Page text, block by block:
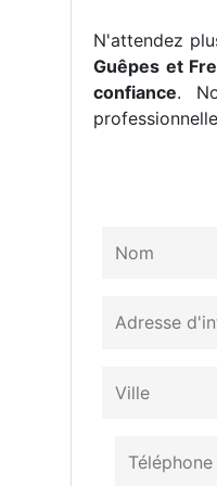
N'attendez
Guêpes et
confiance.